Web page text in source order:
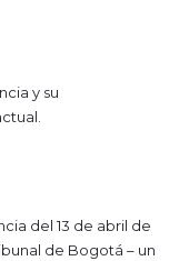
y su
del 13 de abril de
de Bogotá – un